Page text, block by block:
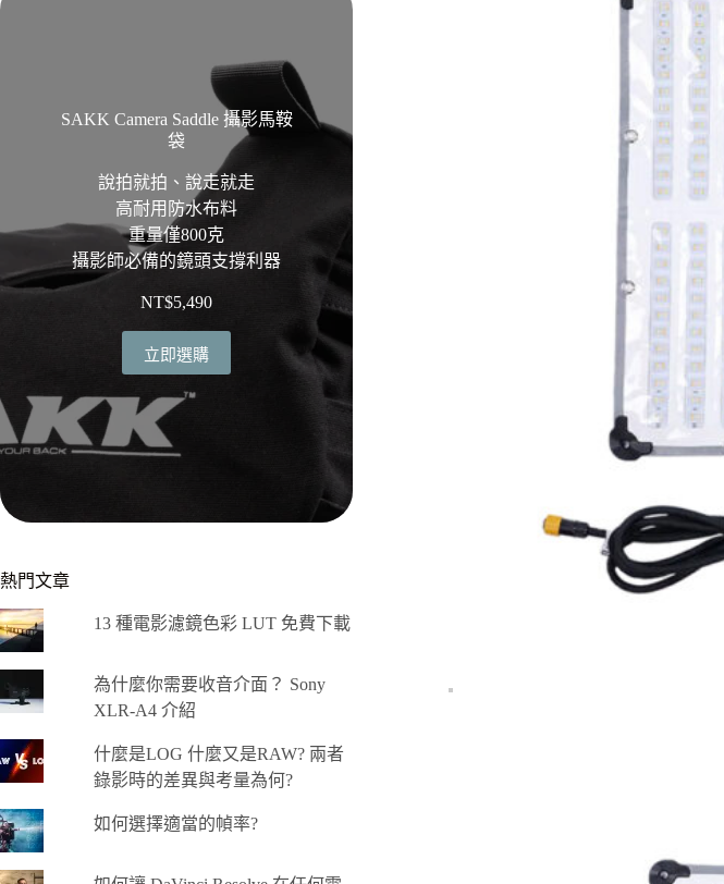
SAKK Camera Saddle 攝影馬鞍
袋
說拍就拍、說走就走
高耐用防水布料
重量僅800克
攝影師必備的鏡頭支撐利器
NT$5,490
立即選購
熱門文章
13 種電影濾鏡色彩 LUT 免費下載
為什麼你需要收音介面？ Sony
XLR-A4 介紹
什麼是LOG 什麼又是RAW? 兩者
錄影時的差異與考量為何?
如何選擇適當的幀率?